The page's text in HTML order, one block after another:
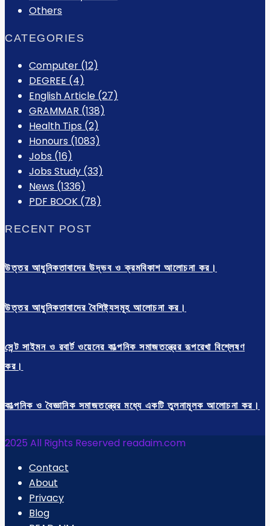
Others
CATEGORIES
Computer (12)
DEGREE (4)
English Article (27)
GRAMMAR (138)
Health Tips (2)
Honours (1083)
Jobs (16)
Jobs Study (33)
News (1336)
PDF BOOK (78)
RECENT POST
উত্তর আধুনিকতাবাদের উদ্ভব ও ক্রমবিকাশ আলোচনা কর।
উত্তর আধুনিকতাবাদের বৈশিষ্ট্যসমূহ আলোচনা কর।
সেন্ট সাইমন ও রবার্ট ওয়েনের কাল্পনিক সমাজতন্ত্রের রূপরেখা বিশ্লেষণ
কর।
কাল্পনিক ও বৈজ্ঞানিক সমাজতন্ত্রের মধ্যে একটি তুলনামূলক আলোচনা কর।
2025 All Rights Reserved readaim.com
Contact
About
Privacy
Blog